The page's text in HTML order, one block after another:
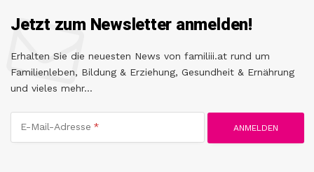
Jetzt zum Newsletter anmelden!
Erhalten Sie die neuesten News von familiii.at rund um
Familienleben, Bildung & Erziehung, Gesundheit & Ernährung
und vieles mehr...
E-Mail-Adresse